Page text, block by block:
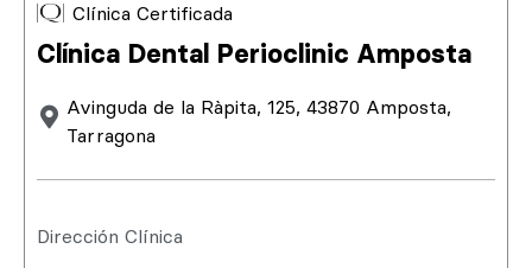
Clínica Certificada
Clínica Dental Perioclinic Amposta
Avinguda de la Ràpita, 125, 43870 Amposta,
Tarragona
Dirección Clínica